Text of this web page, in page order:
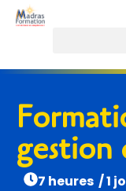
gestion
7 heures / 1